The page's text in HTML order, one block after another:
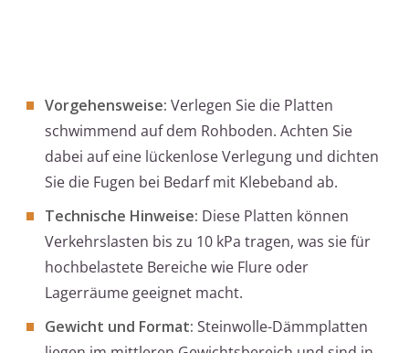
Vorgehensweise: Verlegen Sie die Platten
schwimmend auf dem Rohboden. Achten Sie
dabei auf eine lückenlose Verlegung und dichten
Sie die Fugen bei Bedarf mit Klebeband ab.
Technische Hinweise: Diese Platten können
Verkehrslasten bis zu 10 kPa tragen, was sie für
hochbelastete Bereiche wie Flure oder
Lagerräume geeignet macht.
Gewicht und Format: Steinwolle-Dämmplatten